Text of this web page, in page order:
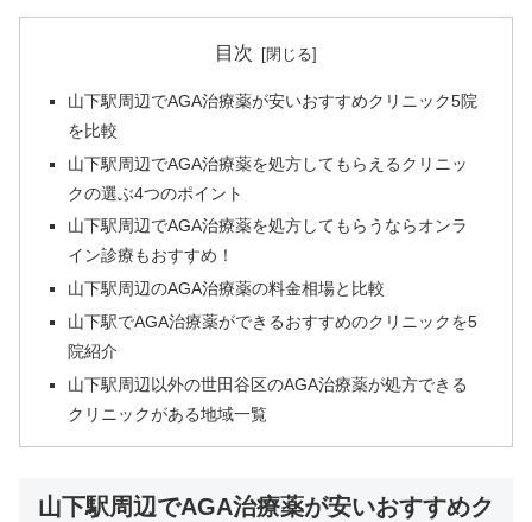
目次
山下駅周辺でAGA治療薬が安いおすすめクリニック5院
を比較
山下駅周辺でAGA治療薬を処方してもらえるクリニッ
クの選ぶ4つのポイント
山下駅周辺でAGA治療薬を処方してもらうならオンラ
イン診療もおすすめ！
山下駅周辺のAGA治療薬の料金相場と比較
山下駅でAGA治療薬ができるおすすめのクリニックを5
院紹介
山下駅周辺以外の世田谷区のAGA治療薬が処方できる
クリニックがある地域一覧
山下駅周辺でAGA治療薬が安いおすすめク